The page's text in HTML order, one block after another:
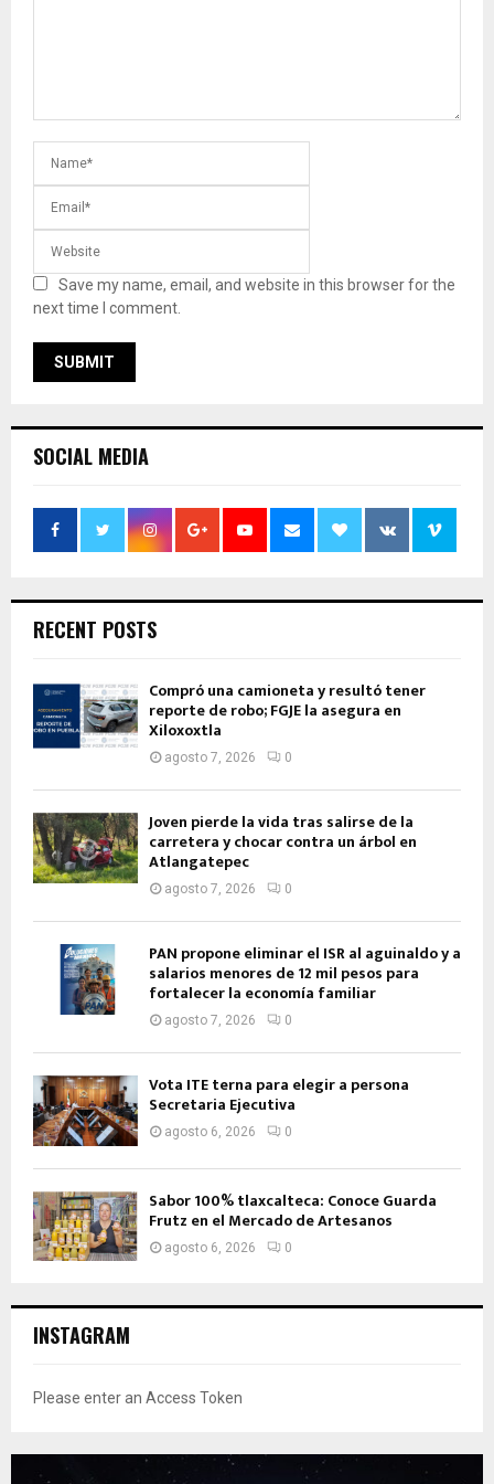
Save my name, email, and website in this browser for the
next time I comment.
SOCIAL MEDIA
RECENT POSTS
Compró una camioneta y resultó tener
reporte de robo; FGJE la asegura en
Xiloxoxtla
agosto 7, 2026 0
Joven pierde la vida tras salirse de la
carretera y chocar contra un árbol en
Atlangatepec
agosto 7, 2026 0
PAN propone eliminar el ISR al aguinaldo y a
salarios menores de 12 mil pesos para
fortalecer la economía familiar
agosto 7, 2026 0
Vota ITE terna para elegir a persona
Secretaria Ejecutiva
agosto 6, 2026 0
Sabor 100% tlaxcalteca: Conoce Guarda
Frutz en el Mercado de Artesanos
agosto 6, 2026 0
INSTAGRAM
Please enter an Access Token